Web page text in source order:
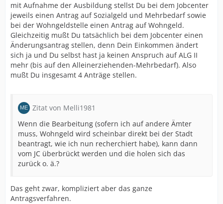
mit Aufnahme der Ausbildung stellst Du bei dem Jobcenter
jeweils einen Antrag auf Sozialgeld und Mehrbedarf sowie
bei der Wohngeldstelle einen Antrag auf Wohngeld.
Gleichzeitig mußt Du tatsächlich bei dem Jobcenter einen
Änderungsantrag stellen, denn Dein Einkommen ändert
sich ja und Du selbst hast ja keinen Anspruch auf ALG II
mehr (bis auf den Alleinerziehenden-Mehrbedarf). Also
mußt Du insgesamt 4 Anträge stellen.
Zitat von Melli1981
Wenn die Bearbeitung (sofern ich auf andere Ämter
muss, Wohngeld wird scheinbar direkt bei der Stadt
beantragt, wie ich nun recherchiert habe), kann dann
vom JC überbrückt werden und die holen sich das
zurück o. ä.?
Das geht zwar, kompliziert aber das ganze
Antragsverfahren.